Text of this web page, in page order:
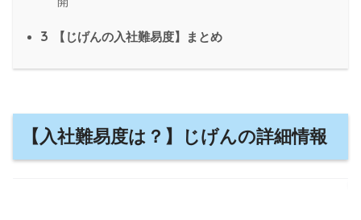
3 【じげんの入社難易度】まとめ
【入社難易度は？】じげんの詳細情報